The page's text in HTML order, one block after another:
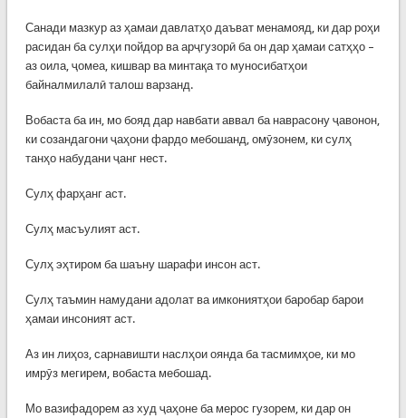
Санади мазкур аз ҳамаи давлатҳо даъват менамояд, ки дар роҳи
расидан ба сулҳи пойдор ва арҷгузорӣ ба он дар ҳамаи сатҳҳо –
аз оила, ҷомеа, кишвар ва минтақа то муносибатҳои
байналмилалӣ талош варзанд.
Вобаста ба ин, мо бояд дар навбати аввал ба наврасону ҷавонон,
ки созандагони ҷаҳони фардо мебошанд, омӯзонем, ки сулҳ
танҳо набудани ҷанг нест.
Сулҳ фарҳанг аст.
Сулҳ масъулият аст.
Сулҳ эҳтиром ба шаъну шарафи инсон аст.
Сулҳ таъмин намудани адолат ва имкониятҳои баробар барои
ҳамаи инсоният аст.
Аз ин лиҳоз, сарнавишти наслҳои оянда ба тасмимҳое, ки мо
имрӯз мегирем, вобаста мебошад.
Мо вазифадорем аз худ ҷаҳоне ба мерос гузорем, ки дар он